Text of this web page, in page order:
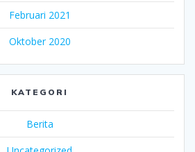
Februari 2021
Oktober 2020
KATEGORI
Berita